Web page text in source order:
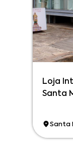
Loja
Santa
Santa